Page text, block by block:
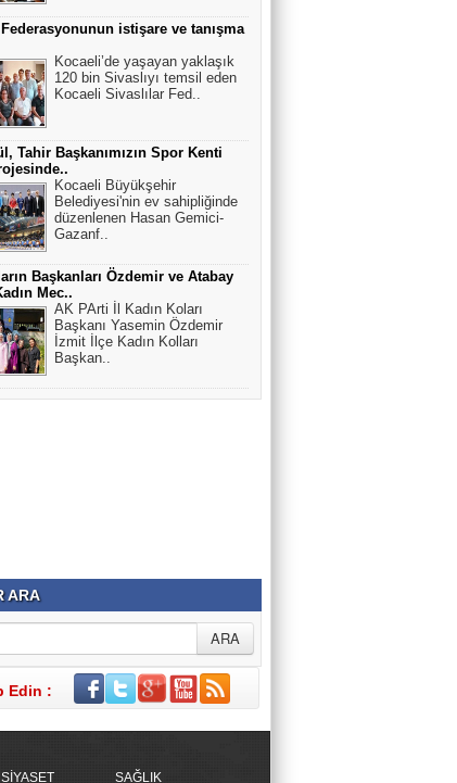
istişare ve tanışma
Kocaeli’de yaşayan yaklaşık
120 bin Sivaslıyı temsil eden
Kocaeli Sivaslılar Fed..
Tahir Başkanımızın Spor Kenti
Kocaeli Büyükşehir
Belediyesi'nin ev sahipliğinde
düzenlenen Hasan Gemici-
Gazanf..
Başkanları Özdemir ve Atabay
Mec..
AK PArti İl Kadın Koları
Başkanı Yasemin Özdemir
İzmit İlçe Kadın Kolları
Başkan..
ARA
Edin :
SİYASET SAĞLIK